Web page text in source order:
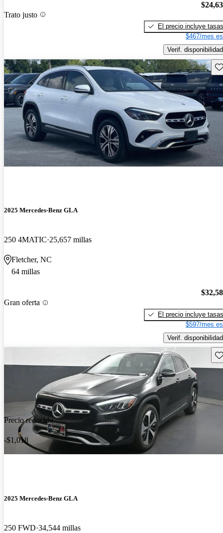
Trato justo
El precio incluye tasas
$467/mes
Verif. disponibilidad
2025 Mercedes-Benz GLA
250 4MATIC 25,657 millas
Fletcher, NC
64 millas
Gran oferta
El precio incluye tasas
$597/mes
Verif. disponibilidad
Precio reducido
-$1,018
2025 Mercedes-Benz GLA
250 FWD 34,544 millas